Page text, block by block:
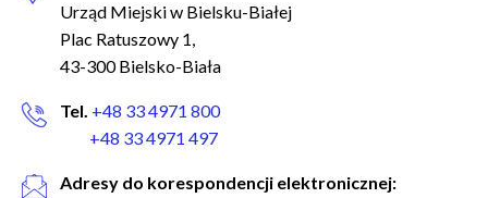
Urząd Miejski w Bielsku-Białej
Plac Ratuszowy 1,
43-300 Bielsko-Biała
Tel. +48 33 4971 800
+48 33 4971 497
Adresy do korespondencji elektronicznej: